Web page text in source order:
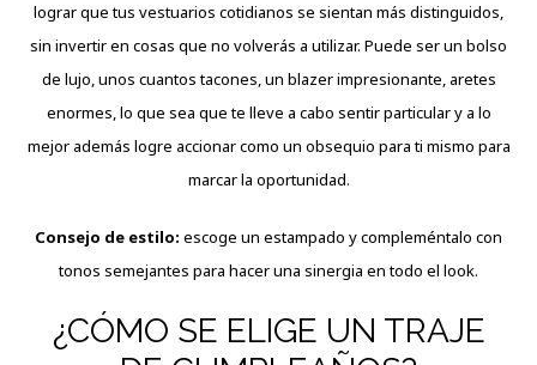
lograr que tus vestuarios cotidianos se sientan más distinguidos,
sin invertir en cosas que no volverás a utilizar. Puede ser un bolso
de lujo, unos cuantos tacones, un blazer impresionante, aretes
enormes, lo que sea que te lleve a cabo sentir particular y a lo
mejor además logre accionar como un obsequio para ti mismo para
marcar la oportunidad.
Consejo de estilo: escoge un estampado y compleméntalo con
tonos semejantes para hacer una sinergia en todo el look.
¿CÓMO SE ELIGE UN TRAJE